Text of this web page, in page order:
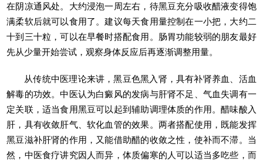
在阴凉通风处。大约浸泡一周左右，待黑豆充分吸收醋液变得饱
满柔软后就可以食用了。建议每天食用量控制在一小把，大约二
十到三十粒，可以在早餐时搭配食用。肠胃功能较弱的朋友最好
先从少量开始尝试，观察身体反应后再逐渐调整用量。
从传统中医理论来讲，黑豆色黑入肾，具有补肾养血、活血
解毒的功效。中医认为白癜风的发病与肝肾不足、气血失调有一
定关联，适当食用黑豆可以起到辅助调理体质的作用。醋味酸入
肝，具有收敛肝气、软化血管的效果。两者搭配使用，既能发挥
黑豆滋补肝肾的作用，又能借助醋的收敛之性，使补而不滞。当
然，中医食疗讲究因人而异，体质偏寒的人可以适当多吃些，而